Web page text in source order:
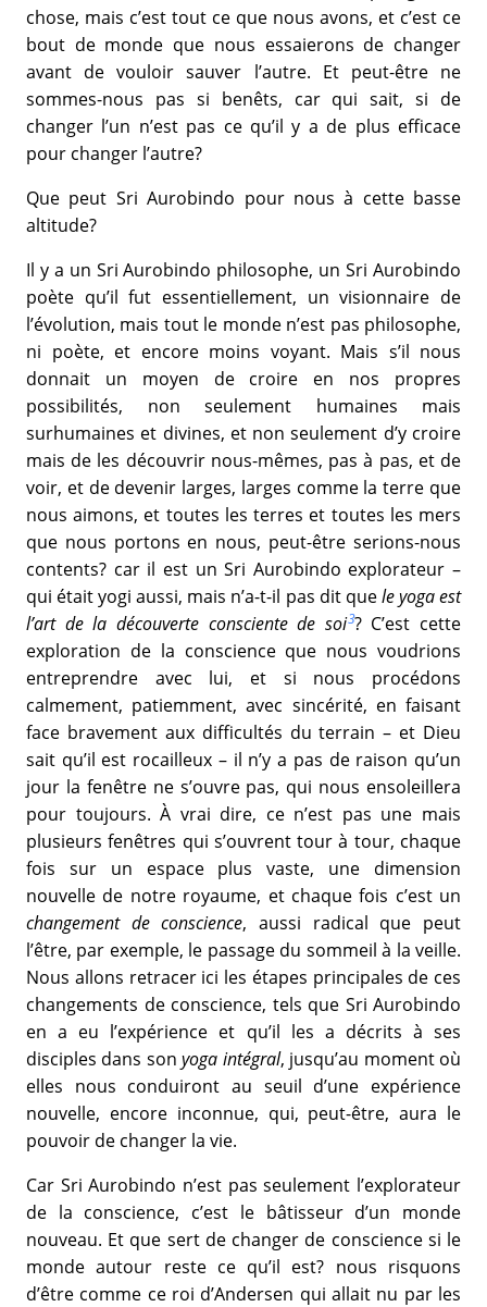
chose, mais c’est tout ce que nous avons, et c’est ce
bout de monde que nous essaierons de changer
avant de vouloir sauver l’autre. Et peut-être ne
sommes-nous pas si benêts, car qui sait, si de
changer l’un n’est pas ce qu’il y a de plus efficace
pour changer l’autre?
Que peut Sri Aurobindo pour nous à cette basse
altitude?
Il y a un Sri Aurobindo philosophe, un Sri Aurobindo
poète qu’il fut essentiellement, un visionnaire de
l’évolution, mais tout le monde n’est pas philosophe,
ni poète, et encore moins voyant. Mais s’il nous
donnait un moyen de croire en nos propres
possibilités, non seulement humaines mais
surhumaines et divines, et non seulement d’y croire
mais de les découvrir nous-mêmes, pas à pas, et de
voir, et de devenir larges, larges comme la terre que
nous aimons, et toutes les terres et toutes les mers
que nous portons en nous, peut-être serions-nous
contents? car il est un Sri Aurobindo explorateur –
qui était yogi aussi, mais n’a-t-il pas dit quele yoga est
l’art de la découverte consciente de soi3? C’est cette
exploration de la conscience que nous voudrions
entreprendre avec lui, et si nous procédons
calmement, patiemment, avec sincérité, en faisant
face bravement aux difficultés du terrain – et Dieu
sait qu’il est rocailleux – il n’y a pas de raison qu’un
jour la fenêtre ne s’ouvre pas, qui nous ensoleillera
pour toujours. À vrai dire, ce n’est pas une mais
plusieurs fenêtres qui s’ouvrent tour à tour, chaque
fois sur un espace plus vaste, une dimension
nouvelle de notre royaume, et chaque fois c’est un
changement de conscience, aussi radical que peut
l’être, par exemple, le passage du sommeil à la veille.
Nous allons retracer ici les étapes principales de ces
changements de conscience, tels que Sri Aurobindo
en a eu l’expérience et qu’il les a décrits à ses
disciples dans sonyoga intégral, jusqu’au moment où
elles nous conduiront au seuil d’une expérience
nouvelle, encore inconnue, qui, peut-être, aura le
pouvoir de changer la vie.
Car Sri Aurobindo n’est pas seulement l’explorateur
de la conscience, c’est le bâtisseur d’un monde
nouveau. Et que sert de changer de conscience si le
monde autour reste ce qu’il est? nous risquons
d’être comme ce roi d’Andersen qui allait nu par les